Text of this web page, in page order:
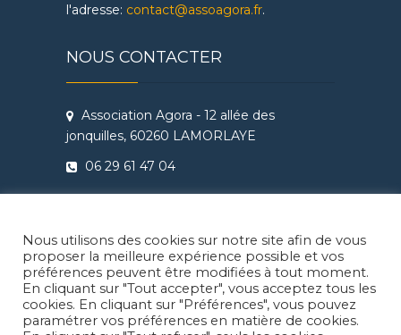
l'adresse: contact@assoagora.fr.
NOUS CONTACTER
Association Agora - 12 allée des
jonquilles, 60260 LAMORLAYE
06 29 61 47 04
Règlement intérieur Agora - Ateliers
Théâtre & Cinéma
Nous utilisons des cookies sur notre site afin de vous
proposer la meilleure expérience possible et vos
préférences peuvent être modifiées à tout moment.
En cliquant sur "Tout accepter", vous acceptez tous les
cookies. En cliquant sur "Préférences", vous pouvez
paramétrer vos préférences en matière de cookies.